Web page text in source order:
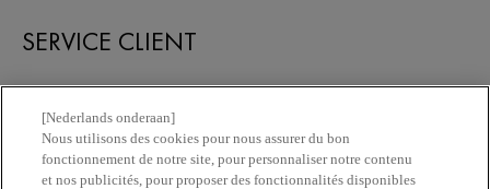
SERVICE CLIENT
Newsletter
[Nederlands onderaan]
Nous utilisons des cookies pour nous assurer du bon
fonctionnement de notre site, pour personnaliser notre contenu
et nos publicités, pour proposer des fonctionnalités disponibles